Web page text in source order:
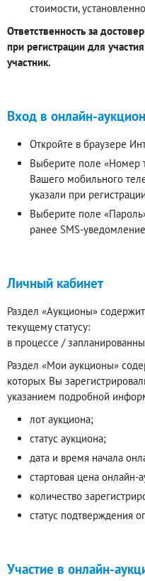
стоимости,
Ответственность за
при регистрации для
участник.
Вход в онлайн-аукцион
Откройте в браузере
Выберите поле «Номер
Вашего мобильного
указали при регистрации
Выберите поле
ранее SMS-
Личный кабинет
Раздел «Аукционы»
текущему статусу:
в процессе /
Раздел «Мои аукционы»
которых Вы
указанием подробной
лот аукциона;
статус аукциона;
дата и время начала
стартовая цена онлайн-
количество
статус подтверждения
Участие в онлайн-